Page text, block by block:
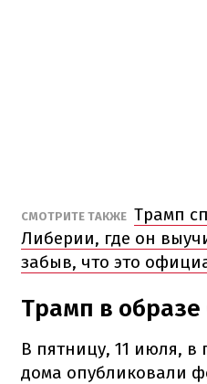
СМОТРИТЕ ТАКЖЕ Трамп
Либерии, где он
забыв, что это
Трамп в
В пятницу, 11 июля, в
дома опубликовали